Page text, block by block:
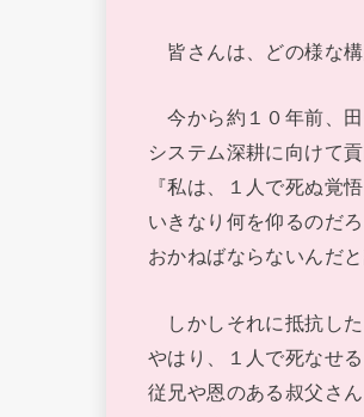
皆さんは、どの様な
今から約１０年前、
システム深耕に向けて
『私は、１人で死ぬ覚
いきなり何を仰るのだ
おかねばならないんだ
しかしそれに抵抗した
やはり、１人で死なせ
従兄や恩のある叔父さ